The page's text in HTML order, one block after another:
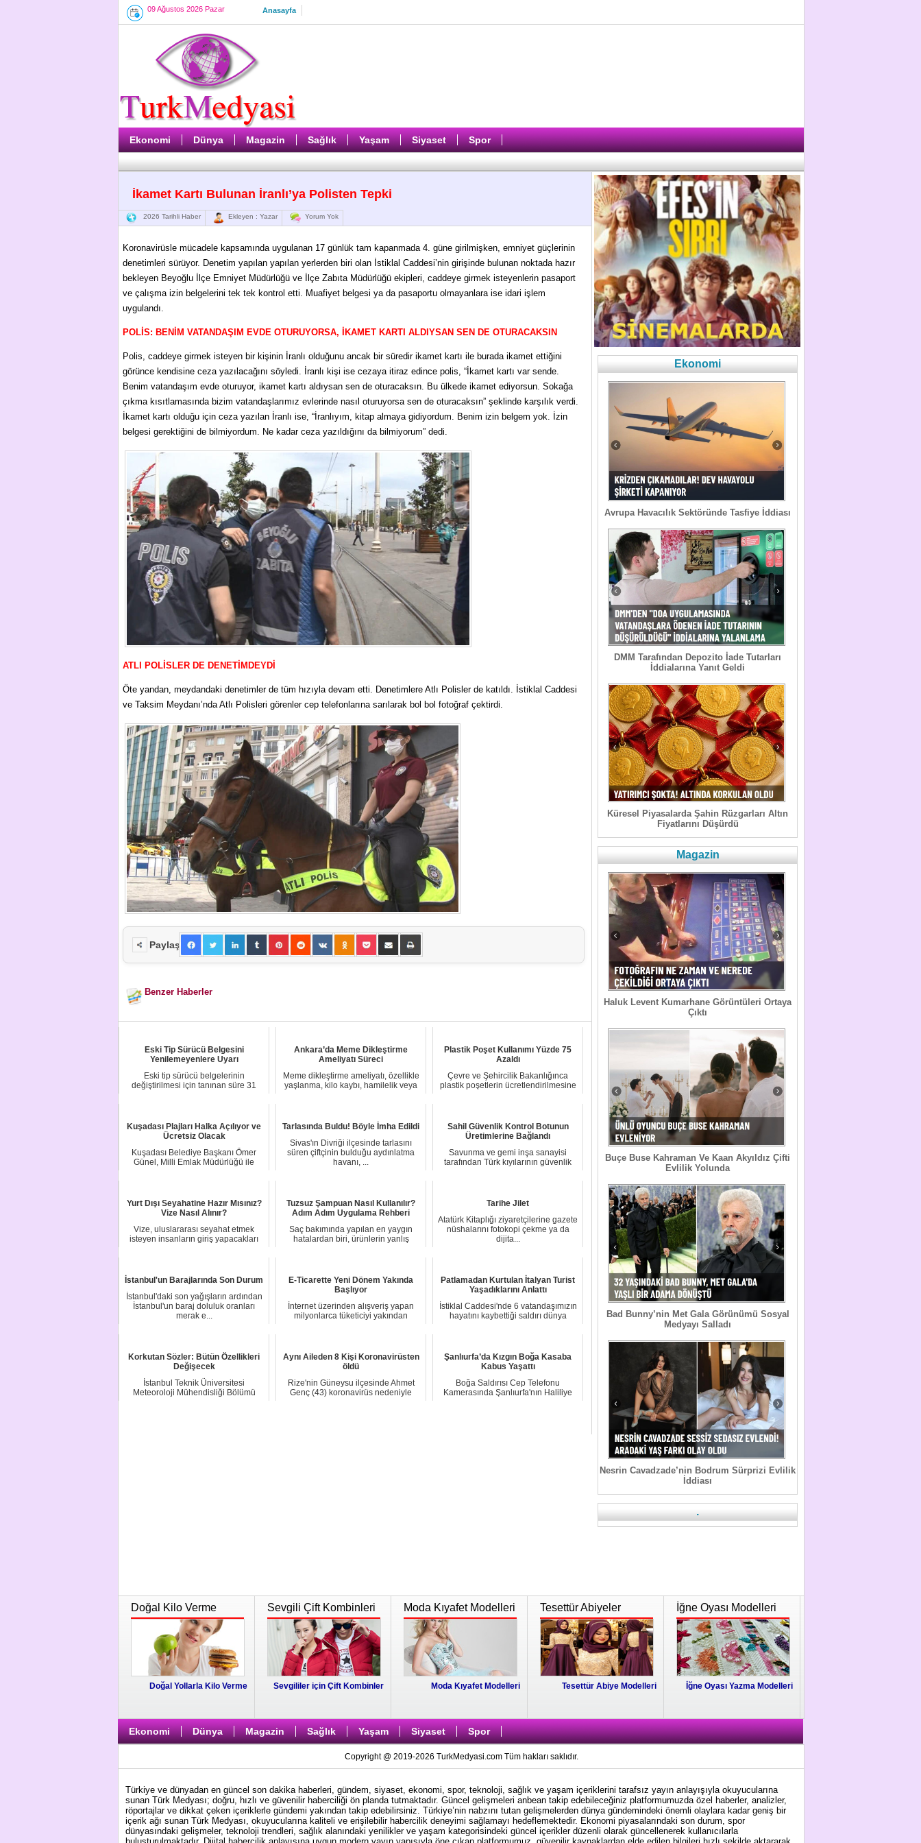
09 Ağustos 2026 Pazar Anasayfa
Ekonomi Dünya Magazin Sağlık Yaşam Siyaset Spor
İkamet Kartı Bulunan İranlı’ya Polisten Tepki
2026 Tarihli Haber Ekleyen : Yazar Yorum Yok
Koronavirüsle mücadele kapsamında uygulanan 17 günlük tam kapanmada 4. güne girilmişken, emniyet güçlerinin
denetimleri sürüyor. Denetim yapılan yapılan yerlerden biri olan İstiklal Caddesi’nin girişinde bulunan noktada hazır
bekleyen Beyoğlu İlçe Emniyet Müdürlüğü ve İlçe Zabıta Müdürlüğü ekipleri, caddeye girmek isteyenlerin pasaport
ve çalışma izin belgelerini tek tek kontrol etti. Muafiyet belgesi ya da pasaportu olmayanlara ise idari işlem
uygulandı.
POLİS: BENİM VATANDAŞIM EVDE OTURUYORSA, İKAMET KARTI ALDIYSAN SEN DE OTURACAKSIN
Polis, caddeye girmek isteyen bir kişinin İranlı olduğunu ancak bir süredir ikamet kartı ile burada ikamet ettiğini
görünce kendisine ceza yazılacağını söyledi. İranlı kişi ise cezaya itiraz edince polis, “İkamet kartı var sende.
Benim vatandaşım evde oturuyor, ikamet kartı aldıysan sen de oturacaksın. Bu ülkede ikamet ediyorsun. Sokağa
çıkma kısıtlamasında bizim vatandaşlarımız evlerinde nasıl oturuyorsa sen de oturacaksın” şeklinde karşılık verdi.
İkamet kartı olduğu için ceza yazılan İranlı ise, “İranlıyım, kitap almaya gidiyordum. Benim izin belgem yok. İzin
belgesi gerektiğini de bilmiyordum. Ne kadar ceza yazıldığını da bilmiyorum” dedi.
ATLI POLİSLER DE DENETİMDEYDİ
Öte yandan, meydandaki denetimler de tüm hızıyla devam etti. Denetimlere Atlı Polisler de katıldı. İstiklal Caddesi
ve Taksim Meydanı’nda Atlı Polisleri görenler cep telefonlarına sarılarak bol bol fotoğraf çektirdi.
Paylaş
Benzer Haberler
Eski Tip Sürücü Belgesini
Yenilemeyenlere Uyarı
Eski tip sürücü belgelerinin
değiştirilmesi için tanınan süre 31
Ankara’da Meme Dikleştirme
Ameliyatı Süreci
Meme dikleştirme ameliyatı, özellikle
yaşlanma, kilo kaybı, hamilelik veya
Plastik Poşet Kullanımı Yüzde 75
Azaldı
Çevre ve Şehircilik Bakanlığınca
plastik poşetlerin ücretlendirilmesine
Kuşadası Plajları Halka Açılıyor ve
Ücretsiz Olacak
Kuşadası Belediye Başkanı Ömer
Günel, Milli Emlak Müdürlüğü ile
Tarlasında Buldu! Böyle İmha Edildi
Sivas'ın Divriği ilçesinde tarlasını
süren çiftçinin bulduğu aydınlatma
havanı, ...
Sahil Güvenlik Kontrol Botunun
Üretimlerine Bağlandı
Savunma ve gemi inşa sanayisi
tarafından Türk kıyılarının güvenlik
Yurt Dışı Seyahatine Hazır Mısınız?
Vize Nasıl Alınır?
Vize, uluslararası seyahat etmek
isteyen insanların giriş yapacakları
Tuzsuz Şampuan Nasıl Kullanılır?
Adım Adım Uygulama Rehberi
Saç bakımında yapılan en yaygın
hatalardan biri, ürünlerin yanlış
Tarihe Jilet
Atatürk Kitaplığı ziyaretçilerine gazete
nüshalarını fotokopi çekme ya da
dijita...
İstanbul'un Barajlarında Son Durum
İstanbul'daki son yağışların ardından
İstanbul'un baraj doluluk oranları
merak e...
E-Ticarette Yeni Dönem Yakında
Başlıyor
İnternet üzerinden alışveriş yapan
milyonlarca tüketiciyi yakından
Patlamadan Kurtulan İtalyan Turist
Yaşadıklarını Anlattı
İstiklal Caddesi'nde 6 vatandaşımızın
hayatını kaybettiği saldırı dünya
Korkutan Sözler: Bütün Özellikleri
Değişecek
İstanbul Teknik Üniversitesi
Meteoroloji Mühendisliği Bölümü
Aynı Aileden 8 Kişi Koronavirüsten
öldü
Rize'nin Güneysu ilçesinde Ahmet
Genç (43) koronavirüs nedeniyle
Şanlıurfa’da Kızgın Boğa Kasaba
Kabus Yaşattı
Boğa Saldırısı Cep Telefonu
Kamerasında Şanlıurfa'nın Haliliye
Ekonomi
Avrupa Havacılık Sektöründe Tasfiye İddiası
DMM Tarafından Depozito İade Tutarları
İddialarına Yanıt Geldi
Küresel Piyasalarda Şahin Rüzgarları Altın
Fiyatlarını Düşürdü
Magazin
Haluk Levent Kumarhane Görüntüleri Ortaya
Çıktı
Buçe Buse Kahraman Ve Kaan Akyıldız Çifti
Evlilik Yolunda
Bad Bunny’nin Met Gala Görünümü Sosyal
Medyayı Salladı
Nesrin Cavadzade’nin Bodrum Sürprizi Evlilik
İddiası
.
Doğal Kilo Verme
Doğal Yollarla Kilo Verme
Sevgili Çift Kombinleri
Sevgililer için Çift Kombinler
Moda Kıyafet Modelleri
Moda Kıyafet Modelleri
Tesettür Abiyeler
Tesettür Abiye Modelleri
İğne Oyası Modelleri
İğne Oyası Yazma Modelleri
Ekonomi Dünya Magazin Sağlık Yaşam Siyaset Spor
Copyright @ 2019-2026 TurkMedyasi.com Tüm hakları saklıdır.
Türkiye ve dünyadan en güncel son dakika haberleri, gündem, siyaset, ekonomi, spor, teknoloji, sağlık ve yaşam içeriklerini tarafsız yayın anlayışıyla okuyucularına
sunan Türk Medyası; doğru, hızlı ve güvenilir haberciliği ön planda tutmaktadır. Güncel gelişmeleri anbean takip edebileceğiniz platformumuzda özel haberler, analizler,
röportajlar ve dikkat çeken içeriklerle gündemi yakından takip edebilirsiniz. Türkiye’nin nabzını tutan gelişmelerden dünya gündemindeki önemli olaylara kadar geniş bir
içerik ağı sunan Türk Medyası, okuyucularına kaliteli ve erişilebilir habercilik deneyimi sağlamayı hedeflemektedir. Ekonomi piyasalarındaki son durum, spor
dünyasındaki gelişmeler, teknoloji trendleri, sağlık alanındaki yenilikler ve yaşam kategorisindeki güncel içerikler düzenli olarak güncellenerek kullanıcılarla